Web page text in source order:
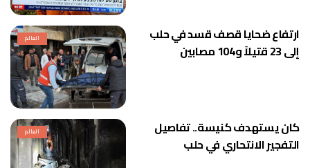
العالم
ارتفاع ضحايا قصف قسد في حلب
إلى 23 قتيلاً و104 مصابين
العالم
كان يستهدف كنيسة.. تفاصيل
التفجير الانتحاري في حلب